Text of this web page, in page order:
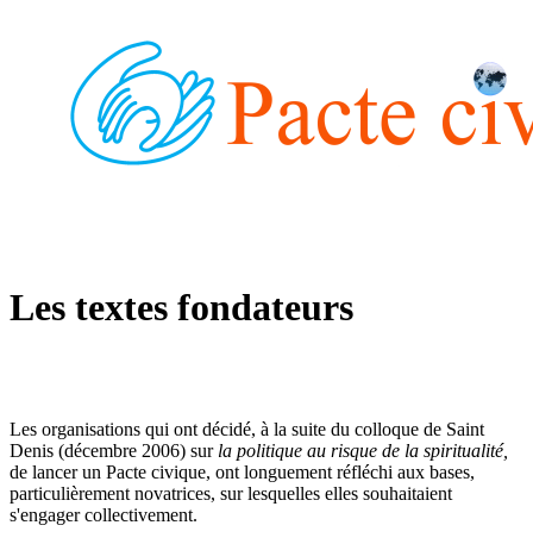
Les textes fondateurs
Les organisations qui ont décidé, à la suite du colloque de Saint
Denis (décembre 2006) sur la politique au risque de la spiritualité,
de lancer un Pacte civique, ont longuement réfléchi aux bases,
particulièrement novatrices, sur lesquelles elles souhaitaient
s'engager collectivement.